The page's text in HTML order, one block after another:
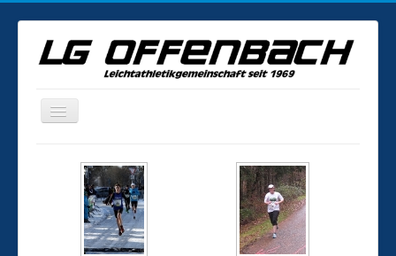
Veranstaltungen
Statistik